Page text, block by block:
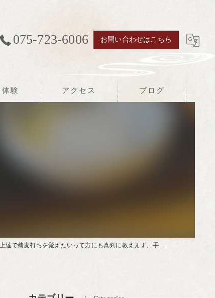
075-723-6006 お問い合わせはこちら
験 アクセス ブログ
真剣に教えます、手打ち蕎麦教室、マンツーマンでの指導でメキメキ上達